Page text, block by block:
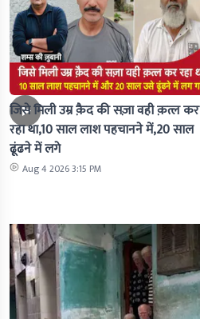
जिसे मिली उम्र क़ैद की सज़ा वही क़त्ल कर
रहा था,10 साल लाश पहचानने में,20 साल
ढूंढने में लगे
Aug 4 2026 3:15 PM